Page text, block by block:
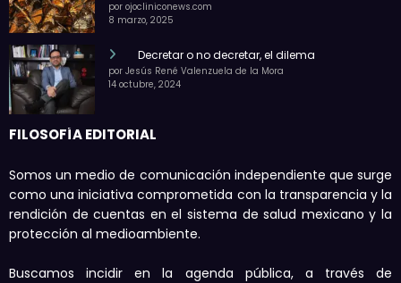
por ojocliniconews.com
8 marzo, 2025
Decretar o no decretar, el dilema
por Jesús René Valenzuela de la Mora
14 octubre, 2024
FILOSOFÍA EDITORIAL
Somos un medio de comunicación independiente que surge
como una iniciativa comprometida con la transparencia y la
rendición de cuentas en el sistema de salud mexicano y la
protección al medioambiente.
Buscamos incidir en la agenda pública, a través de